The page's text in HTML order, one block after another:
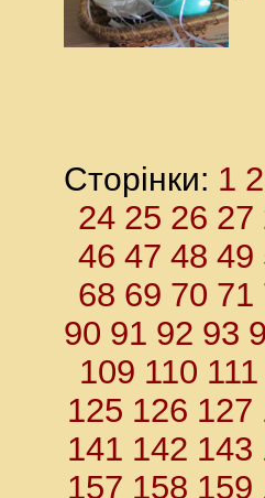
Сторінки: 1 2
24 25 26 27
46 47 48 49
68 69 70 71
90 91 92 93
109 110 111
125 126 127
141 142 143
157 158 159